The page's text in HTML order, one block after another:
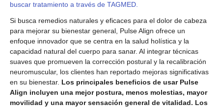
buscar tratamiento a través de TAGMED.
Si busca remedios naturales y eficaces para el dolor de cabeza
para mejorar su bienestar general, Pulse Align ofrece un
enfoque innovador que se centra en la salud holística y la
capacidad natural del cuerpo para sanar. Al integrar técnicas
suaves que promueven la corrección postural y la recalibración
neuromuscular, los clientes han reportado mejoras significativas
en su bienestar. Los principales beneficios de usar Pulse
Align incluyen una mejor postura, menos molestias, mayor
movilidad y una mayor sensación general de vitalidad. Los